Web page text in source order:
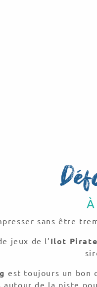
À
sans être
jeux de l’ Ilot Pirate
est toujours un bon
de la piste